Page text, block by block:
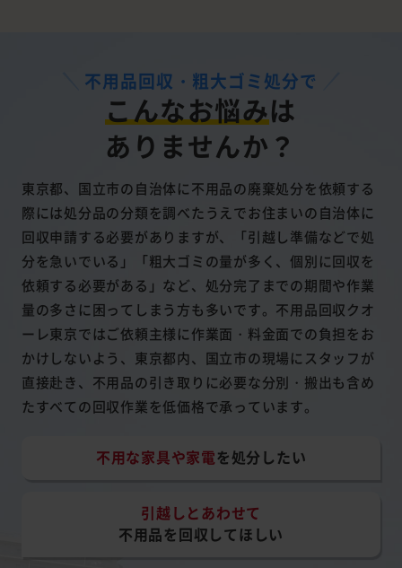
不用品回収・粗大ゴミ処分で
こんなお悩みは
ありませんか？
東京都、国立市の自治体に不用品の廃棄処分を依頼する
際には処分品の分類を調べたうえでお住まいの自治体に
回収申請する必要がありますが、「引越し準備などで処
分を急いでいる」「粗大ゴミの量が多く、個別に回収を
依頼する必要がある」など、処分完了までの期間や作業
量の多さに困ってしまう方も多いです。不用品回収クオ
ーレ東京ではご依頼主様に作業面・料金面での負担をお
かけしないよう、東京都内、国立市の現場にスタッフが
直接赴き、不用品の引き取りに必要な分別・搬出も含め
たすべての回収作業を低価格で承っています。
不用な家具や家電を処分したい
引越しとあわせて
不用品を回収してほしい